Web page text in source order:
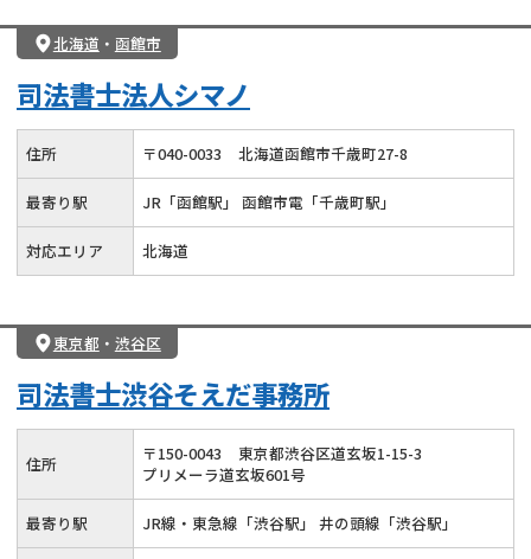
北海道 ・ 函館市
司法書士法人シマノ
住所 〒040-0033 北海道函館市千歳町27-8
最寄り駅 JR「函館駅」 函館市電「千歳町駅」
対応エリア 北海道
東京都 ・ 渋谷区
司法書士渋谷そえだ事務所
住所 〒150-0043
東京都渋谷区道玄坂1-15-3
プリメーラ道玄坂601号
最寄り駅 JR線・東急線「渋谷駅」 井の頭線「渋谷駅」